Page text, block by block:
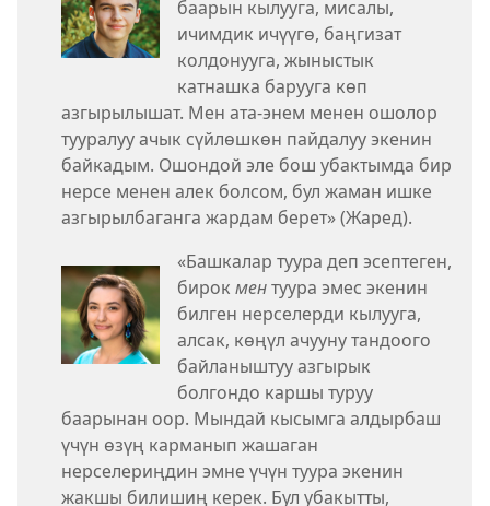
баарын кылууга, мисалы,
ичимдик ичүүгө, баңгизат
колдонууга, жыныстык
катнашка барууга көп
азгырылышат. Мен ата-энем менен ошолор
тууралуу ачык сүйлөшкөн пайдалуу экенин
байкадым. Ошондой эле бош убактымда бир
нерсе менен алек болсом, бул жаман ишке
азгырылбаганга жардам берет» (Жаред).
«Башкалар туура деп эсептеген,
бирок ментуура эмес экенин
билген нерселерди кылууга,
алсак, көңүл ачууну тандоого
байланыштуу азгырык
болгондо каршы туруу
баарынан оор. Мындай кысымга алдырбаш
үчүн өзүң карманып жашаган
нерселериңдин эмне үчүн туура экенин
жакшы билишиң керек. Бул убакытты,